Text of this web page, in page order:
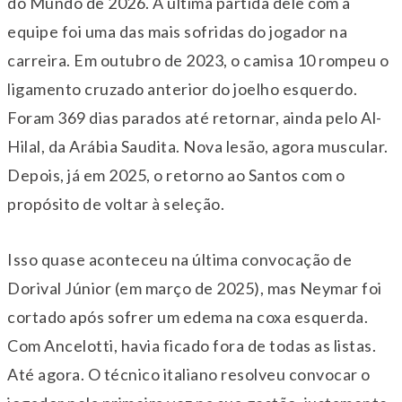
equipe foi uma das mais sofridas do jogador na
carreira. Em outubro de 2023, o camisa 10 rompeu o
ligamento cruzado anterior do joelho esquerdo.
Foram 369 dias parados até retornar, ainda pelo Al-
Hilal, da Arábia Saudita. Nova lesão, agora muscular.
Depois, já em 2025, o retorno ao Santos com o
propósito de voltar à seleção.
Isso quase aconteceu na última convocação de
Dorival Júnior (em março de 2025), mas Neymar foi
cortado após sofrer um edema na coxa esquerda.
Com Ancelotti, havia ficado fora de todas as listas.
Até agora. O técnico italiano resolveu convocar o